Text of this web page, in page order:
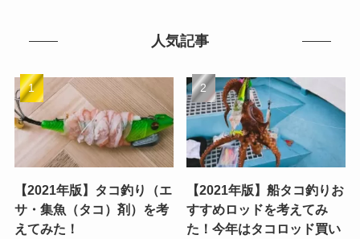
人気記事
【2021年版】タコ釣り（エ
サ・集魚（タコ）剤）を考
えてみた！
【2021年版】船タコ釣りお
すすめロッドを考えてみ
た！今年はタコロッド買い